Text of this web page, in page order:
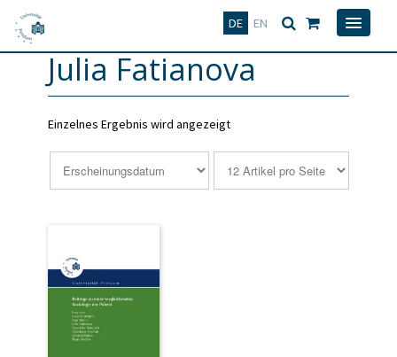
DE EN
Deutsch
Julia Fatianova
Einzelnes Ergebnis wird angezeigt